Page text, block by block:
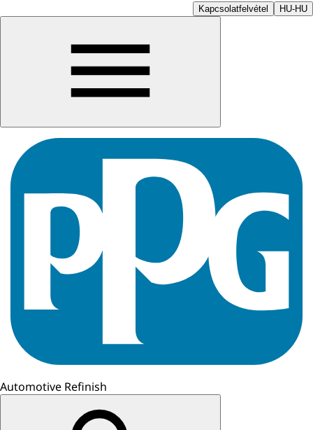
Kapcsolatfelvétel HU-HU
Automotive Refinish